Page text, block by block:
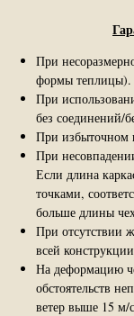
При
формы теплицы).
При
без соединений/
При избыточном
При
Если длина
точками,
больше длины
При отсутствии
всей
На деформацию
обстоятельств
ветер выше 15 м/